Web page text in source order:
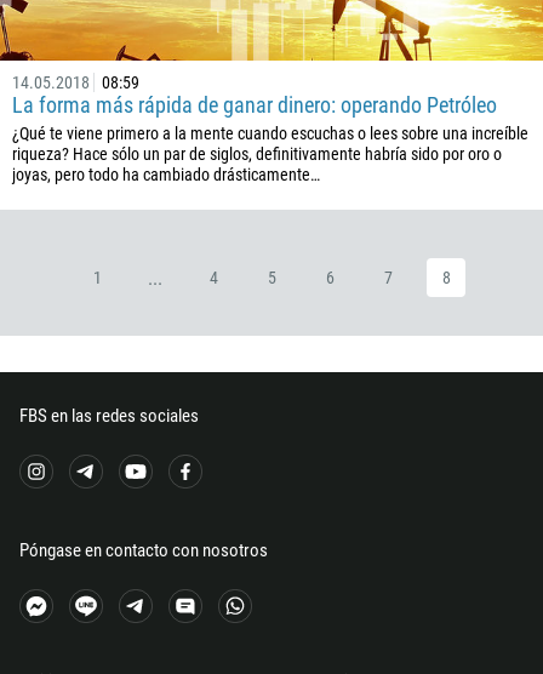
14.05.2018 08:59
La forma más rápida de ganar dinero: operando Petróleo
¿Qué te viene primero a la mente cuando escuchas o lees sobre una increíble
riqueza? Hace sólo un par de siglos, definitivamente habría sido por oro o
joyas, pero todo ha cambiado drásticamente…
1 ... 4 5 6 7 8
FBS en las redes sociales
Póngase en contacto con nosotros
1441
975
591
267
855
237
1
1345
236